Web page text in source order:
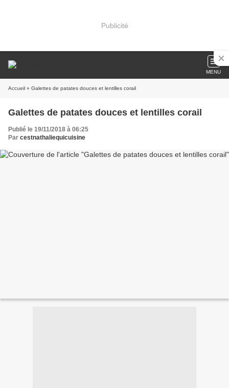
Publicité
MENU
Accueil » Galettes de patates douces et lentilles corail
Galettes de patates douces et lentilles corail
Publié le 19/11/2018 à 06:25
Par cestnathaliequicuisine